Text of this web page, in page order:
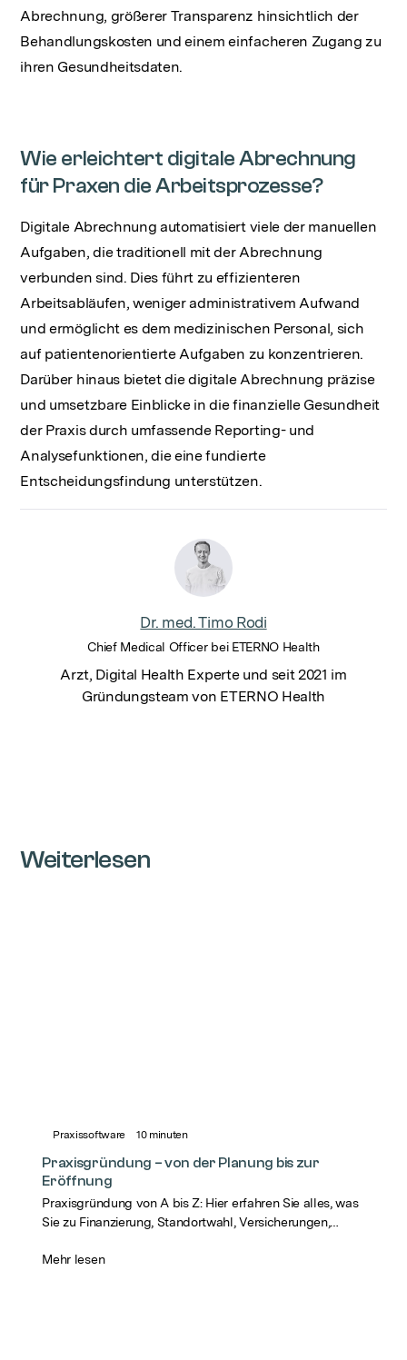
Abrechnung, größerer Transparenz hinsichtlich der
Behandlungskosten und einem einfacheren Zugang zu
ihren Gesundheitsdaten.
Wie erleichtert digitale Abrechnung
für Praxen die Arbeitsprozesse?
Digitale Abrechnung automatisiert viele der manuellen
Aufgaben, die traditionell mit der Abrechnung
verbunden sind. Dies führt zu effizienteren
Arbeitsabläufen, weniger administrativem Aufwand
und ermöglicht es dem medizinischen Personal, sich
auf patientenorientierte Aufgaben zu konzentrieren.
Darüber hinaus bietet die digitale Abrechnung präzise
und umsetzbare Einblicke in die finanzielle Gesundheit
der Praxis durch umfassende Reporting- und
Analysefunktionen, die eine fundierte
Entscheidungsfindung unterstützen.
Dr. med. Timo Rodi
Chief Medical Officer bei ETERNO Health
Arzt, Digital Health Experte und seit 2021 im
Gründungsteam von ETERNO Health
Weiterlesen
Praxissoftware 10minuten
Praxisgründung – von der Planung bis zur
Eröffnung
Praxisgründung von A bis Z: Hier erfahren Sie alles, was
Sie zu Finanzierung, Standortwahl, Versicherungen,
Mehr lesen